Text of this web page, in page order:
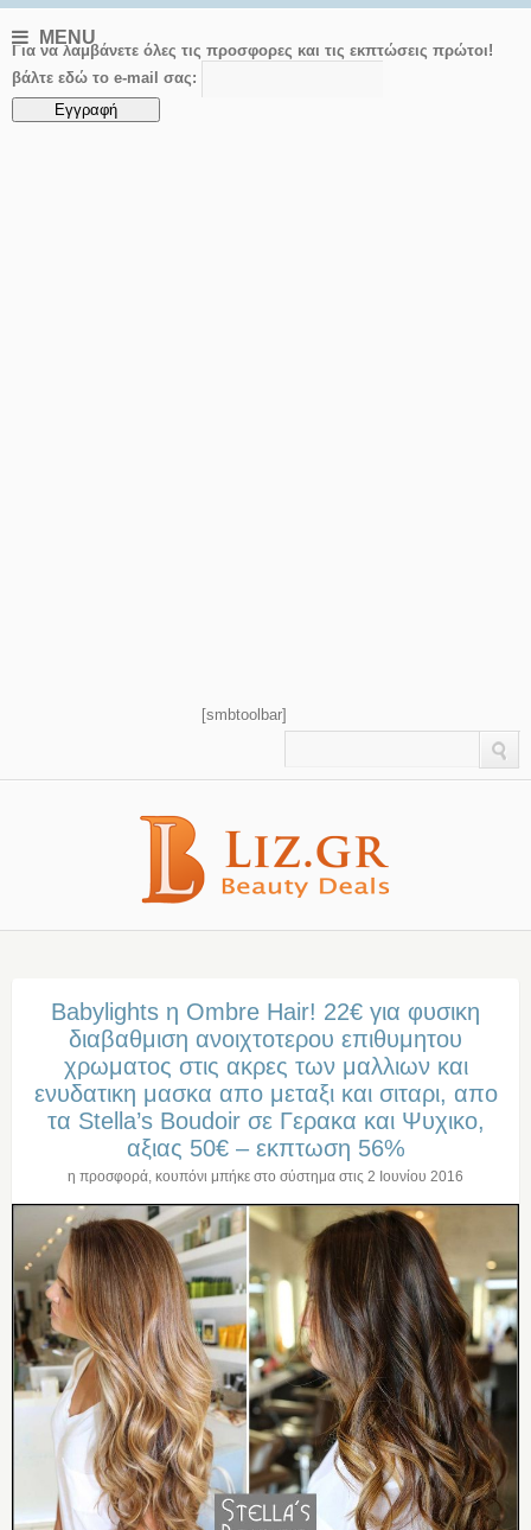
MENU
Για να λαμβάνετε όλες τις προσφορες και τις εκπτώσεις πρώτοι!
βάλτε εδώ το e-mail σας:
[smbtoolbar]
Babylights η Ombre Hair! 22€ για φυσικη
διαβαθμιση ανοιχτοτερου επιθυμητου
χρωματος στις ακρες των μαλλιων και
ενυδατικη μασκα απο μεταξι και σιταρι, απο
τα Stella’s Boudoir σε Γερακα και Ψυχικο,
αξιας 50€ – εκπτωση 56%
η προσφορά, κουπόνι μπήκε στο σύστημα στις 2 Ιουνίου 2016